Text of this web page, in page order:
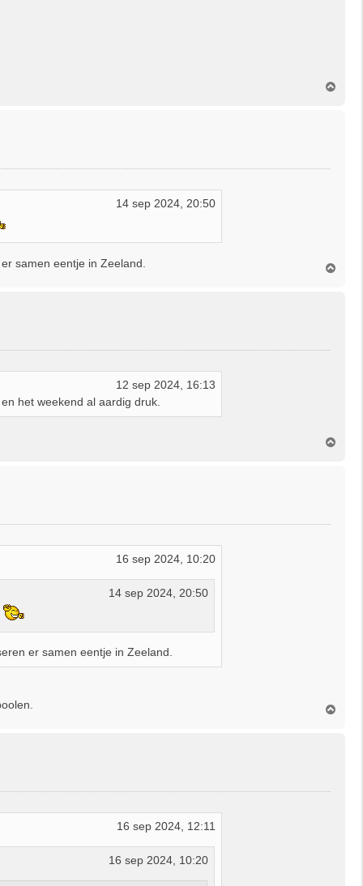
14 sep 2024, 20:50
samen eentje in Zeeland.
12 sep 2024, 16:13
het weekend al aardig druk.
16 sep 2024, 10:20
14 sep 2024, 20:50
er samen eentje in Zeeland.
16 sep 2024, 12:11
16 sep 2024, 10:20